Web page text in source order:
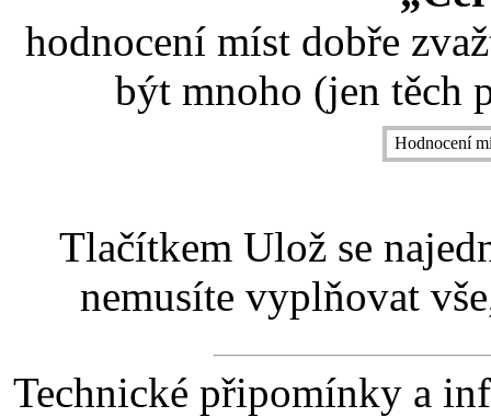
hodnocení míst dobře
být mnoho (jen těch
Hodnocení
Tlačítkem Ulož se
nemusíte vyplňovat
Technické připomínky a